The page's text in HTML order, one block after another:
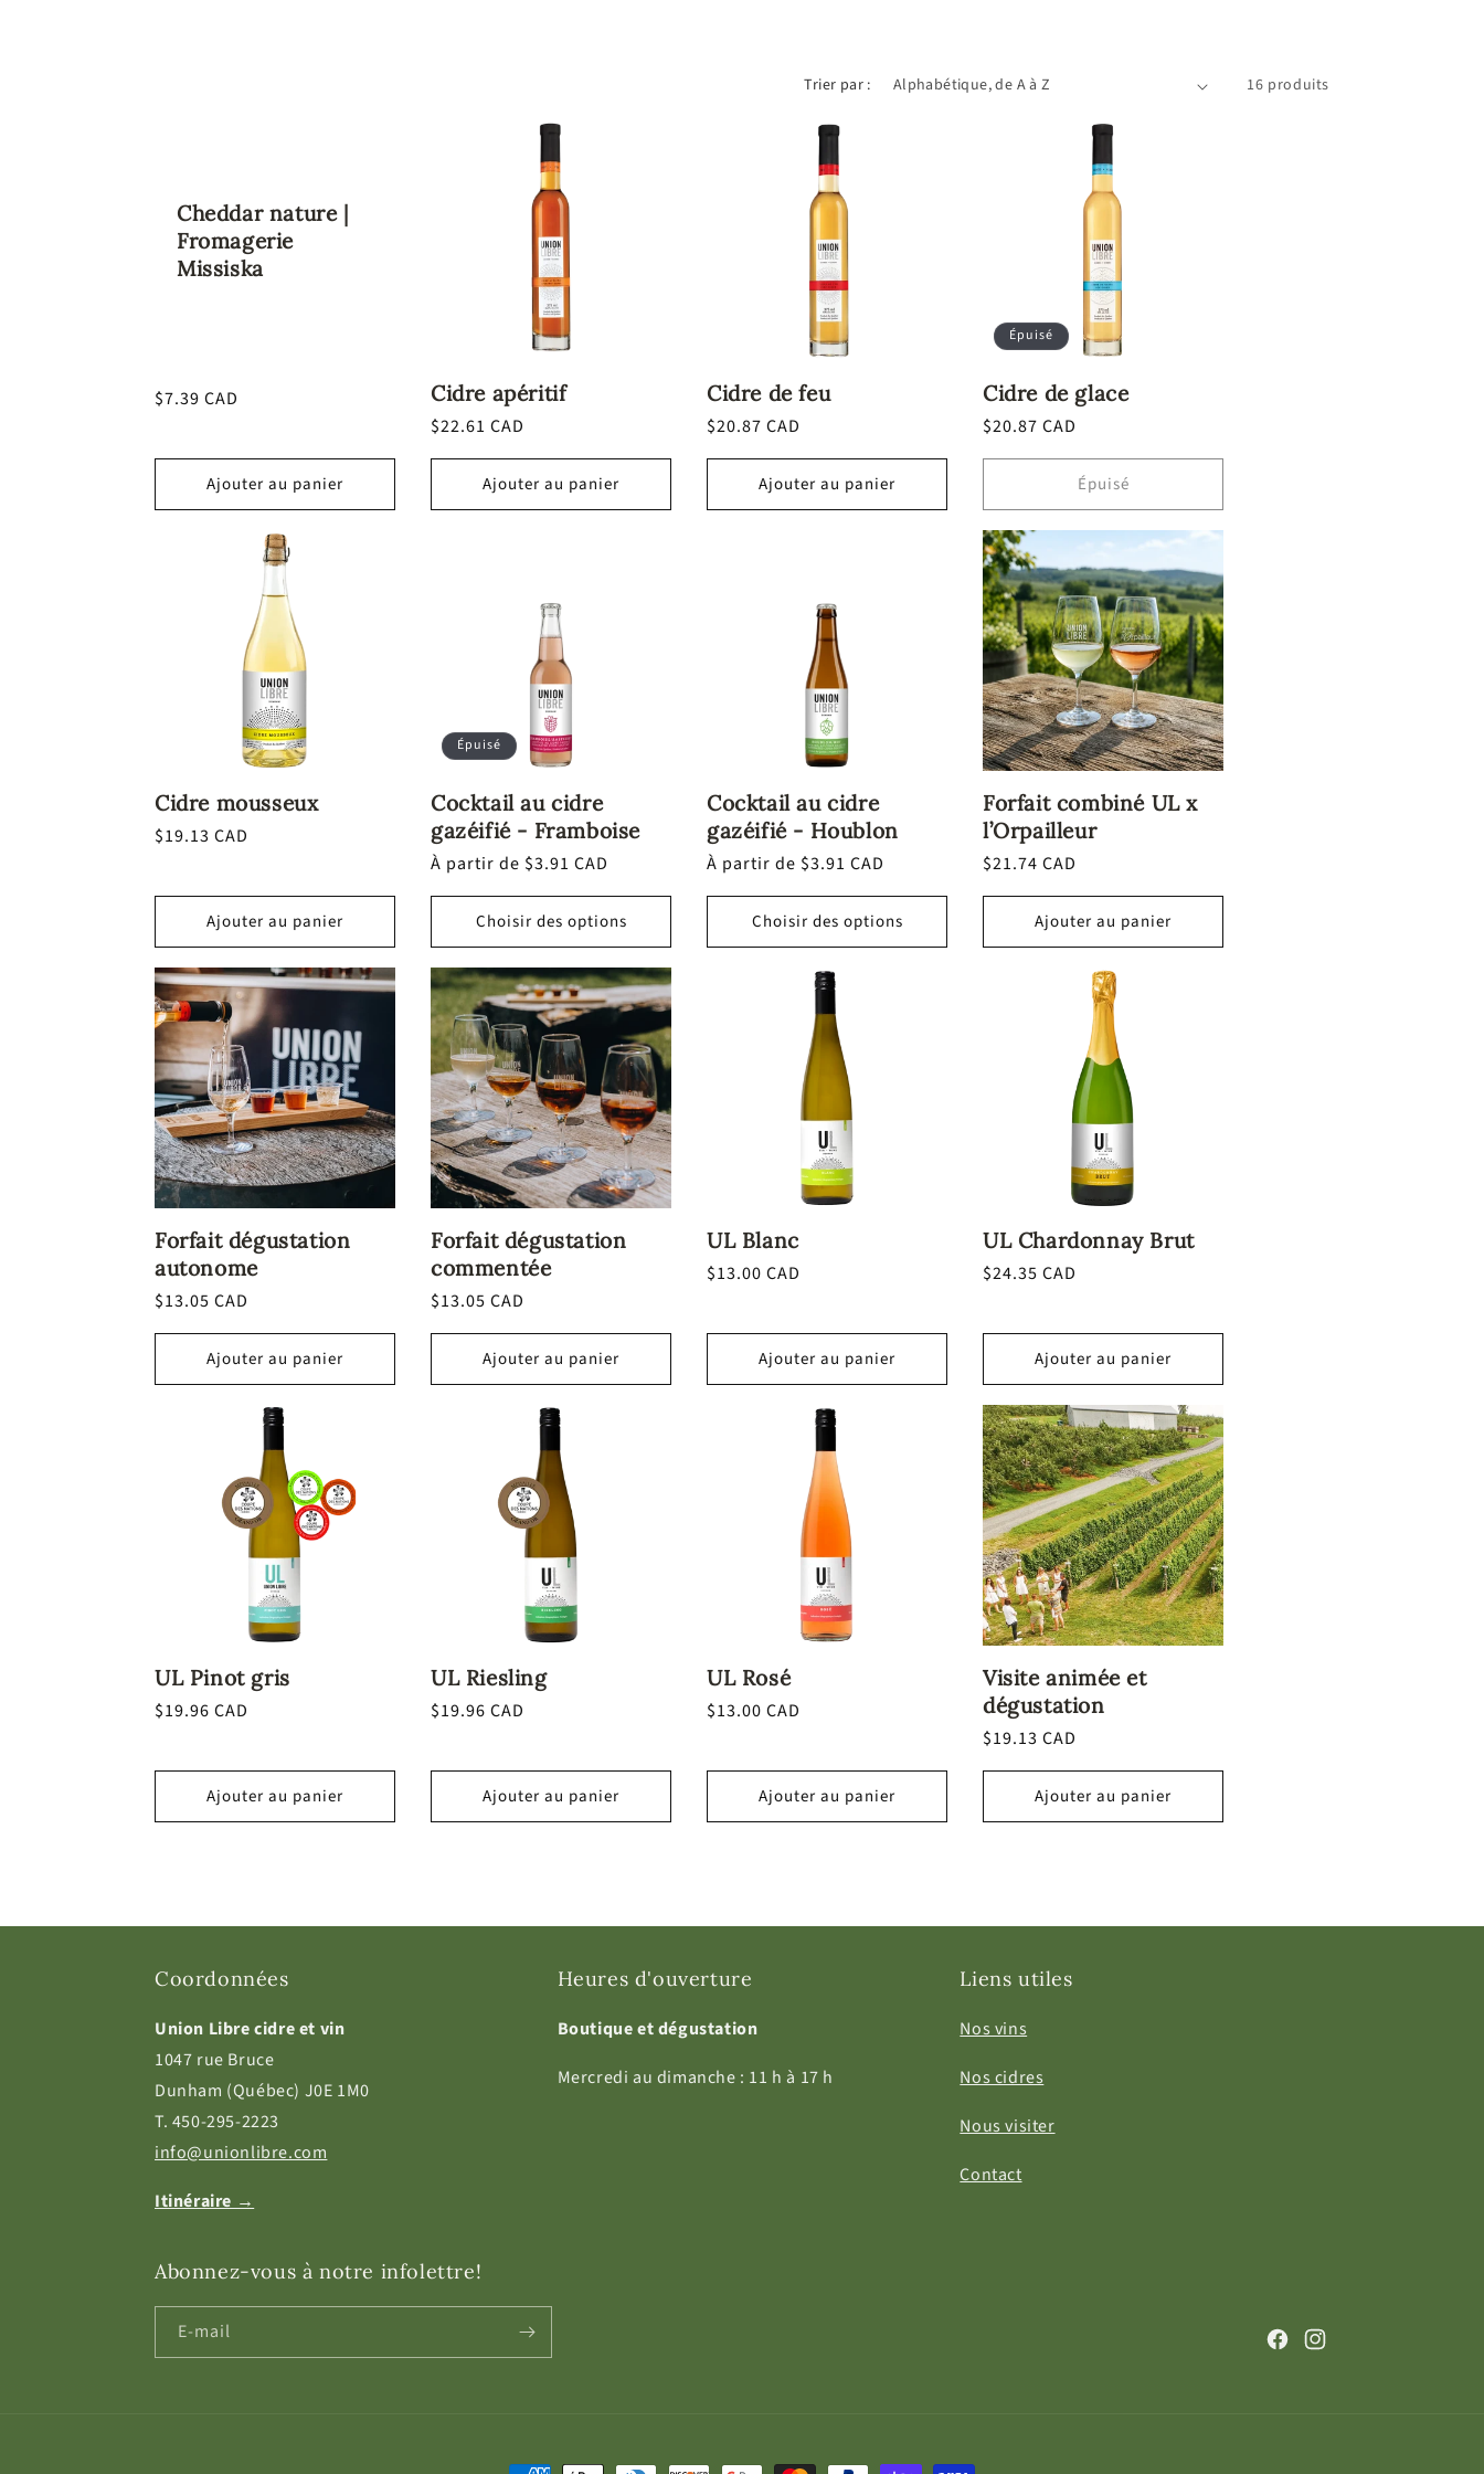
e
o
Trier par : 16 produits
Cheddar nature |
Fromagerie
Missiska
Prix
$7.39 CAD
Ajouter au panier
Cidre apéritif
Prix
habituel
$22.61 CAD
Ajouter au panier
Cidre de feu
Prix
habituel
$20.87 CAD
Ajouter au panier
Épuisé
Cidre de glace
Prix
habituel
$20.87 CAD
Épuisé
Cidre mousseux
Prix
$19.13 CAD
Ajouter au panier
Épuisé
Cocktail au cidre
gazéifié - Framboise
Prix
habituel
À partir de $3.91 CAD
Choisir des options
Cocktail au cidre
gazéifié - Houblon
Prix
habituel
À partir de $3.91 CAD
Choisir des options
Forfait combiné UL x
l’Orpailleur
Prix
habituel
$21.74 CAD
Ajouter au panier
Forfait dégustation
autonome
Prix
habituel
$13.05 CAD
Ajouter au panier
Forfait dégustation
commentée
Prix
habituel
$13.05 CAD
Ajouter au panier
UL Blanc
Prix
$13.00 CAD
Ajouter au panier
UL Chardonnay Brut
Prix
$24.35 CAD
Ajouter au panier
UL Pinot gris
Prix
$19.96 CAD
Ajouter au panier
UL Riesling
Prix
$19.96 CAD
Ajouter au panier
UL Rosé
Prix
$13.00 CAD
Ajouter au panier
Visite animée et
dégustation
Prix
habituel
$19.13 CAD
Ajouter au panier
Coordonnées
Union Libre cidre et vin
1047 rue Bruce
Dunham (Québec) J0E 1M0
T. 450-295-2223
info@unionlibre.com
Itinéraire →
Heures d'ouverture
Boutique et dégustation
Mercredi au dimanche : 11 h à 17 h
Liens utiles
Nos vins
Nos cidres
Nous visiter
Contact
Abonnez-vous à notre infolettre!
E-mail
FacebookInstagram